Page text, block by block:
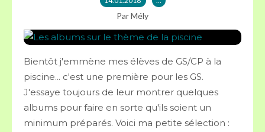
Par Mély
Bientôt j'emmène mes élèves de GS/CP à la
piscine... c'est une première pour les GS.
J'essaye toujours de leur montrer quelques
albums pour faire en sorte qu'ils soient un
minimum préparés. Voici ma petite sélection :